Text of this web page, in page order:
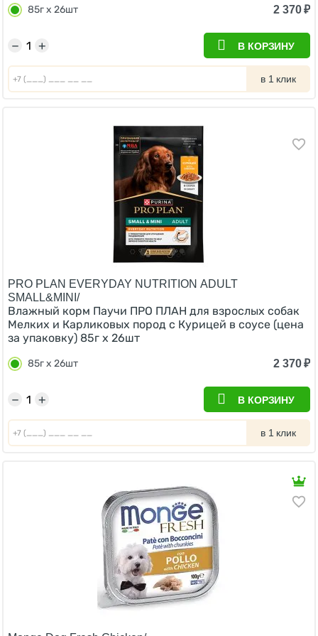
85г х 26шт 2 370₽
+
− В КОРЗИНУ
в 1 клик
PRO PLAN EVERYDAY NUTRITION ADULT
SMALL&MINI/
Влажный корм Паучи ПРО ПЛАН для взрослых собак
Мелких и Карликовых пород с Курицей в соусе (цена
за упаковку) 85г х 26шт
85г х 26шт 2 370₽
+
− В КОРЗИНУ
в 1 клик